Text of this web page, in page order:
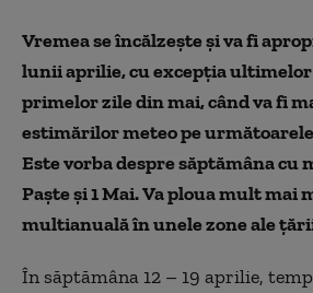
Vremea se încălzește și va fi
lunii aprilie, cu excepția ultimelor
primelor zile din mai,când va fi
estimărilor meteo pe
Este vorba despre săptămâna cu
Paște și 1 Mai.Va ploua multmai
multianuală în unele zone ale
În săptămâna 12 – 19 aprilie,